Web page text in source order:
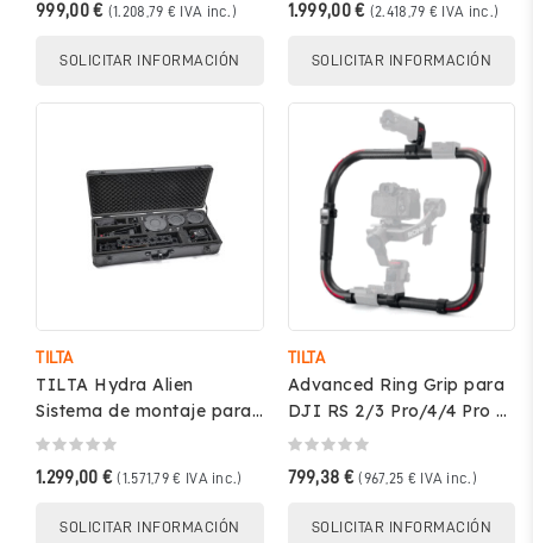
999,00 € (1.208,79 € IVA inc.)
SOLICITAR INFORMACIÓN
1.999,00 € (2.418,79 € IVA inc.)
SOLICITAR INFORMACIÓN
TILTA
TILTA Hydra Alien
Sistema de montaje para
1.299,00 € (1.571,79 € IVA inc.)
SOLICITAR INFORMACIÓN
TILTA
Advanced Ring Grip para
DJI RS 2/3 Pro/4/4 Pro –
TILTA TGA-ARG
799,38 € (967,25 € IVA inc.)
SOLICITAR INFORMACIÓN